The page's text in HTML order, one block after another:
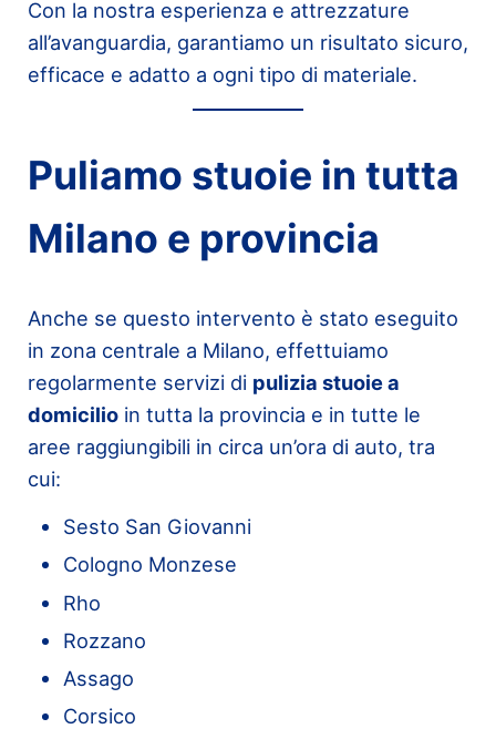
Con la nostra esperienza e attrezzature
all’avanguardia, garantiamo un risultato sicuro,
efficace e adatto a ogni tipo di materiale.
Puliamo stuoie in tutta
Milano e provincia
Anche se questo intervento è stato eseguito
in zona centrale a Milano, effettuiamo
regolarmente servizi di pulizia stuoie a
domicilioin tutta la provincia e in tutte le
aree raggiungibili in circa un’ora di auto, tra
cui:
Sesto San Giovanni
Cologno Monzese
Rho
Rozzano
Assago
Corsico